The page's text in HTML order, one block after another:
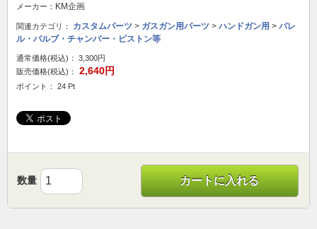
メーカー： KM企画
関連カテゴリ： カスタムパーツ > ガスガン用パーツ > ハンドガン用 > バレ
ル・バルブ・チャンバー・ピストン等
通常価格(税込)：
3,300円
販売価格(税込)：
2,640円
ポイント： 24 Pt
数量 カートに入れる